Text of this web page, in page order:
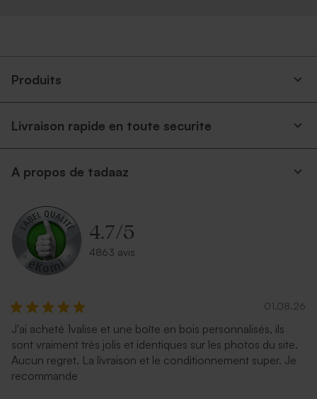
Produits
Livraison rapide en toute securite
A propos de tadaaz
4.7/5
4863 avis
01.08.26
J'ai acheté 1valise et une boîte en bois personnalisés, ils
sont vraiment très jolis et identiques sur les photos du site.
Aucun regret. La livraison et le conditionnement super. Je
recommande